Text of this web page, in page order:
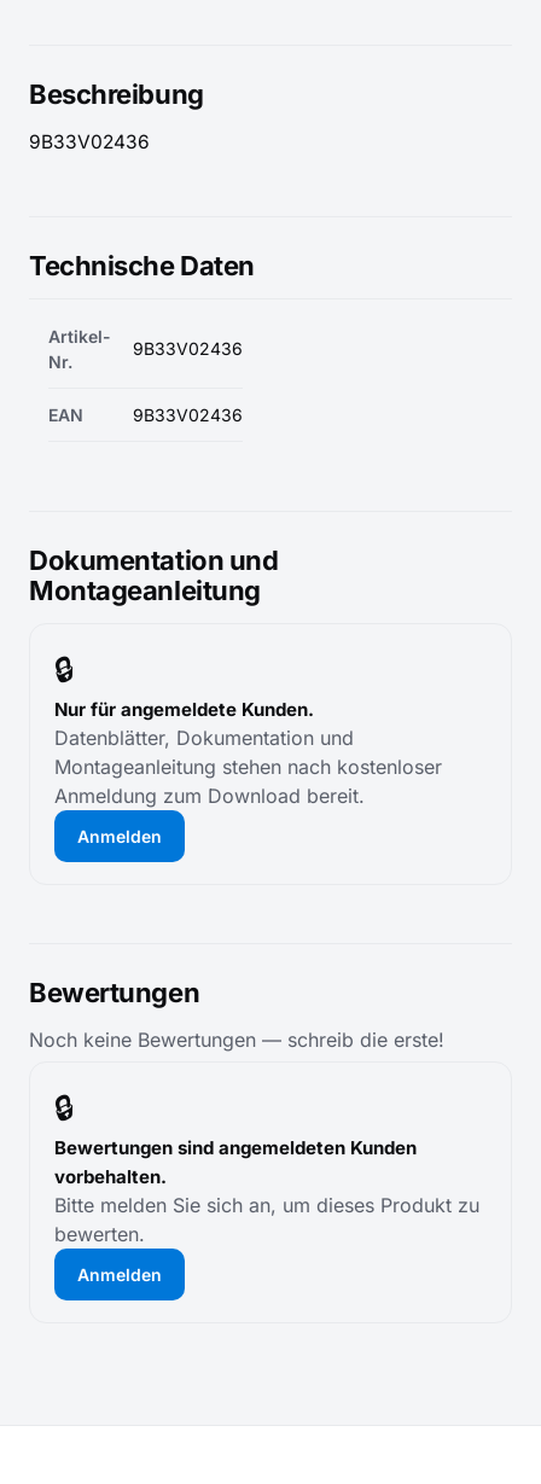
Beschreibung
9B33V02436
Technische Daten
Artikel-
Nr.
9B33V02436
EAN 9B33V02436
Dokumentation und
Montageanleitung
🔒
Nur für angemeldete Kunden.
Datenblätter, Dokumentation und
Montageanleitung stehen nach kostenloser
Anmeldung zum Download bereit.
Anmelden
Bewertungen
Noch keine Bewertungen — schreib die erste!
🔒
Bewertungen sind angemeldeten Kunden
vorbehalten.
Bitte melden Sie sich an, um dieses Produkt zu
bewerten.
Anmelden